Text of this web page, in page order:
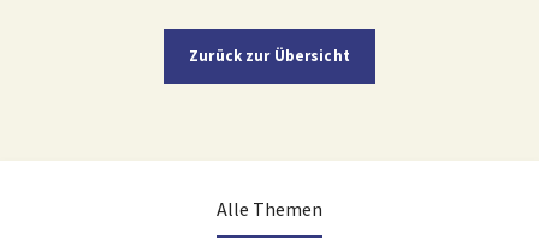
Zurück zur Übersicht
Alle Themen